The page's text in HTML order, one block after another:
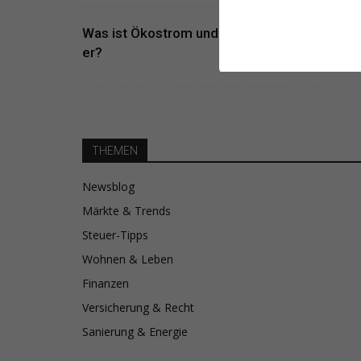
Was ist Ökostrom und wie nachhaltig ist
er?
THEMEN
Newsblog
Märkte & Trends
Steuer-Tipps
Wohnen & Leben
Finanzen
Versicherung & Recht
Sanierung & Energie